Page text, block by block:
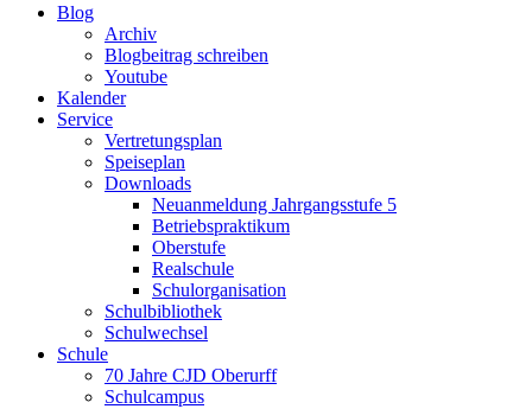
Blog
Archiv
Blogbeitrag schreiben
Youtube
Kalender
Service
Vertretungsplan
Speiseplan
Downloads
Neuanmeldung Jahrgangsstufe 5
Betriebspraktikum
Oberstufe
Realschule
Schulorganisation
Schulbibliothek
Schulwechsel
Schule
70 Jahre CJD Oberurff
Schulcampus